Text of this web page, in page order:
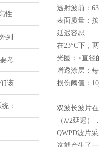
optilab光波发射机模块：高性能通信的核心组件
laseroptik光谱仪器：从紫外到红外的精密光学测量解决方案
在购买电光调制器之前需要考虑许多性质
初次使用电光调制器，我们该注意什么事项？
alnair日本快速色散测量系统：精准捕捉光学世界的瞬息万变
透射波前：
表面质量：
延迟容忍:
在23°C下，
光圈：≥直径
增透涂层：
损伤阈值：
双波长波片
（λ/2延迟）
QWPD波片
这就产生了